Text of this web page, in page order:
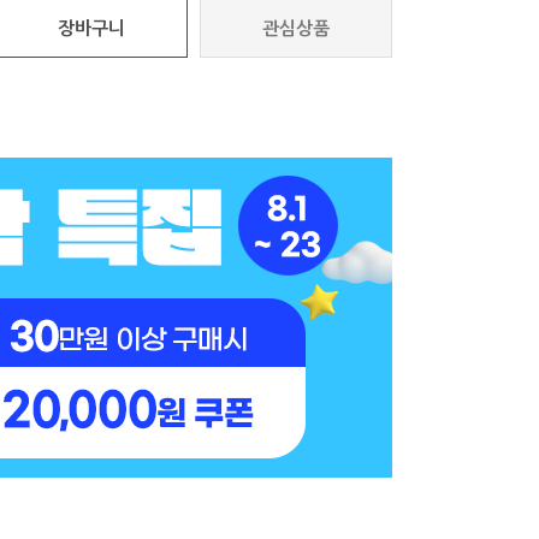
장바구니 관심상품